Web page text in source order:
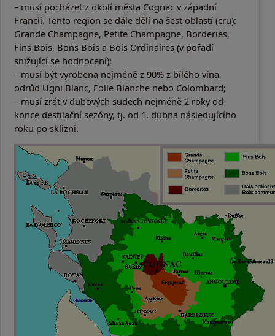
– musí pocházet z okolí města Cognac v západní
Francii. Tento region se dále dělí na šest oblastí (cru):
Grande Champagne, Petite Champagne, Borderies,
Fins Bois, Bons Bois a Bois Ordinaires (v pořadí
snižující se hodnocení);
– musí být vyrobena nejméně z 90% z bílého vína
odrůd Ugni Blanc, Folle Blanche nebo Colombard;
– musí zrát v dubových sudech nejméně 2 roky od
konce destilační sezóny, tj. od 1. dubna následujícího
roku po sklizni.